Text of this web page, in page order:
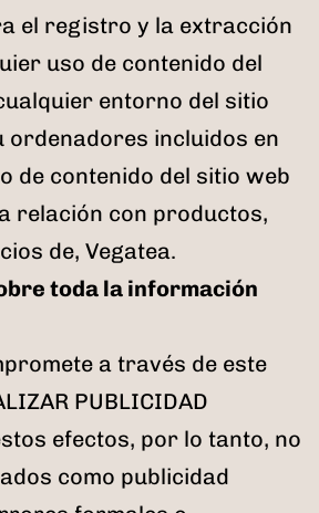
el registro y la extracción
uso de contenido del
entorno del sitio
ordenadores incluidos en
de contenido del sitio web
relación con productos,
de, Vegatea.
toda la información
a través de este
PUBLICIDAD
efectos, por lo tanto, no
como publicidad